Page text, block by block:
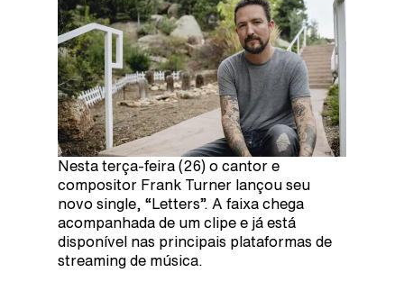
Nesta terça-feira (26) o cantor e
compositor Frank Turner lançou seu
novo single, “Letters”. A faixa chega
acompanhada de um clipe e já está
disponível nas principais plataformas de
streaming de música.